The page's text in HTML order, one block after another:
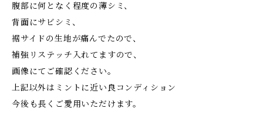
腹部に何となく程度の薄シミ、
背面にサビシミ、
裾サイドの生地が痛んでたので、
補強リステッチ入れてますので、
画像にてご確認ください。
上記以外はミントに近い良コンディション
今後も長くご愛用いただけます。